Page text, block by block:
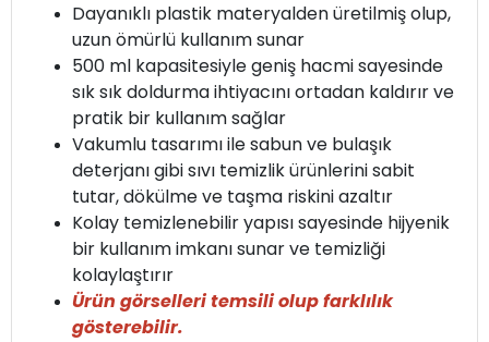
Dayanıklı plastik materyalden üretilmiş olup,
uzun ömürlü kullanım sunar
500 ml kapasitesiyle geniş hacmi sayesinde
sık sık doldurma ihtiyacını ortadan kaldırır ve
pratik bir kullanım sağlar
Vakumlu tasarımı ile sabun ve bulaşık
deterjanı gibi sıvı temizlik ürünlerini sabit
tutar, dökülme ve taşma riskini azaltır
Kolay temizlenebilir yapısı sayesinde hijyenik
bir kullanım imkanı sunar ve temizliği
kolaylaştırır
Ürün görselleri temsili olup farklılık
gösterebilir.